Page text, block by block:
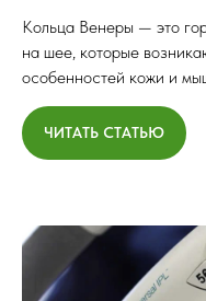
Кольца Венеры — это
на шее, которые
особенностей кожи и
ЧИТАТЬ СТАТЬЮ